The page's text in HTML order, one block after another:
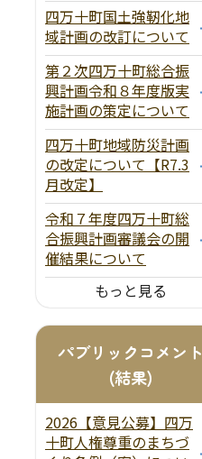
四万十町国土強靭化地
域計画の改訂について
第２次四万十町総合振
興計画令和８年度版実
施計画の策定について
四万十町地域防災計画
の改定について【R7.3
月改定】
令和７年度四万十町総
合振興計画審議会の開
催結果について
もっと見る
パブリックコメント
(結果)
2026【意見公募】四万
十町人権尊重のまちづ